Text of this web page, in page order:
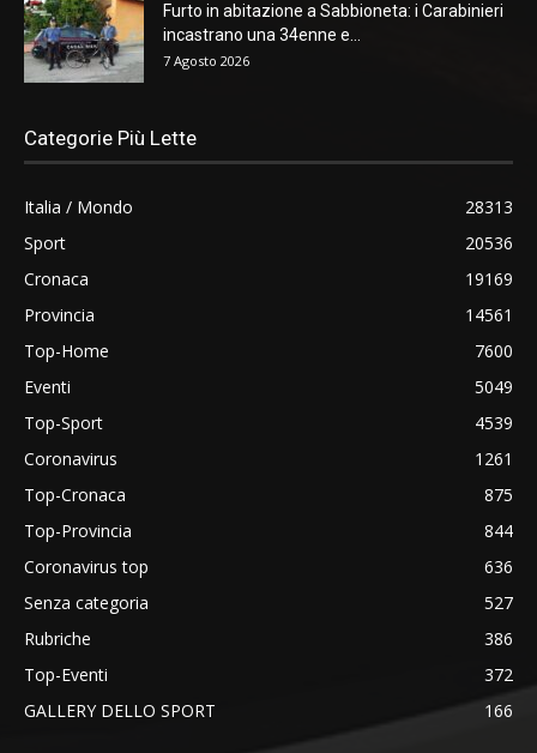
Furto in abitazione a Sabbioneta: i Carabinieri
incastrano una 34enne e...
7 Agosto 2026
Categorie Più Lette
Italia / Mondo
28313
Sport
20536
Cronaca
19169
Provincia
14561
Top-Home
7600
Eventi
5049
Top-Sport
4539
Coronavirus
1261
Top-Cronaca
875
Top-Provincia
844
Coronavirus top
636
Senza categoria
527
Rubriche
386
Top-Eventi
372
GALLERY DELLO SPORT
166